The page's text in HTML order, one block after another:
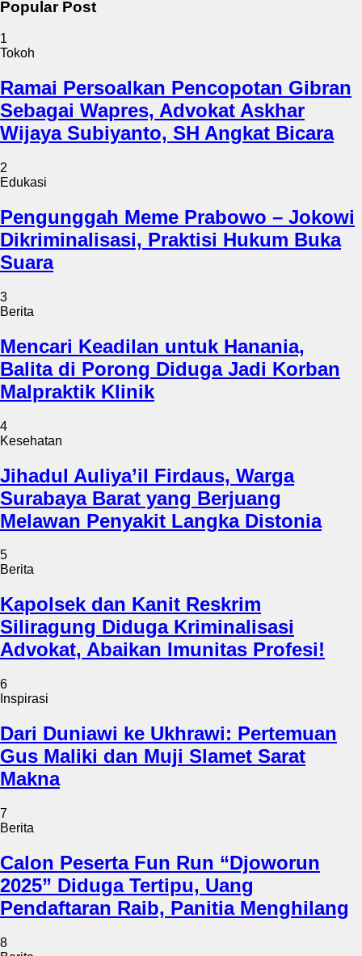
Popular Post
1
Tokoh
Ramai Persoalkan Pencopotan Gibran
Sebagai Wapres, Advokat Askhar
Wijaya Subiyanto, SH Angkat Bicara
2
Edukasi
Pengunggah Meme Prabowo – Jokowi
Dikriminalisasi, Praktisi Hukum Buka
Suara
3
Berita
Mencari Keadilan untuk Hanania,
Balita di Porong Diduga Jadi Korban
Malpraktik Klinik
4
Kesehatan
Jihadul Auliya’il Firdaus, Warga
Surabaya Barat yang Berjuang
Melawan Penyakit Langka Distonia
5
Berita
Kapolsek dan Kanit Reskrim
Siliragung Diduga Kriminalisasi
Advokat, Abaikan Imunitas Profesi!
6
Inspirasi
Dari Duniawi ke Ukhrawi: Pertemuan
Gus Maliki dan Muji Slamet Sarat
Makna
7
Berita
Calon Peserta Fun Run “Djoworun
2025” Diduga Tertipu, Uang
Pendaftaran Raib, Panitia Menghilang
8